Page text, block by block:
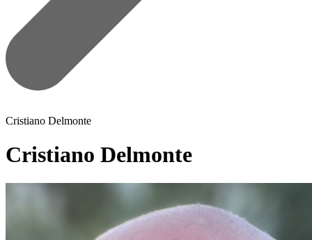
Cristiano Delmonte
Cristiano Delmonte